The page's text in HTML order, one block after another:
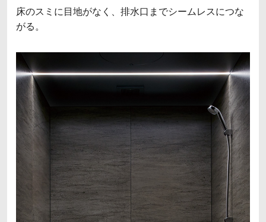
床のスミに目地がなく、排水口までシームレスにつな
がる。